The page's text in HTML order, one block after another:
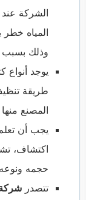
الشركة
المياه
وذلك بسبب
يوجد أنواع
طريقة
المصنع
يجب أن
اكتشاف،
حجمه
تتصدر